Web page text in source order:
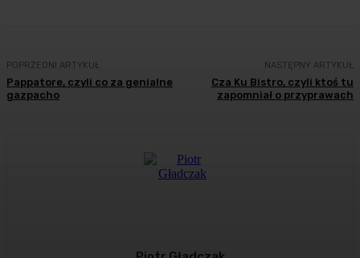
POPRZEDNI ARTYKUŁ
Pappatore, czyli co za genialne
gazpacho
NASTĘPNY ARTYKUŁ
Cza Ku Bistro, czyli ktoś tu
zapomniał o przyprawach